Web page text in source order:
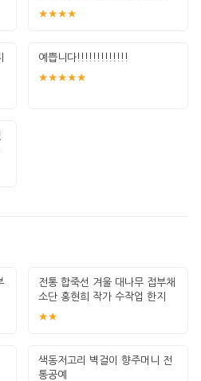
사합니다
★★★★
예쁩니다!!!!!!!!!!!!!
★★★★★
전통 합죽선 겨울 대나무 접부채
소단 홍현희 작가 수작업 한지
그림 고급
★★
색동저고리 벽걸이 향주머니 전
통공예